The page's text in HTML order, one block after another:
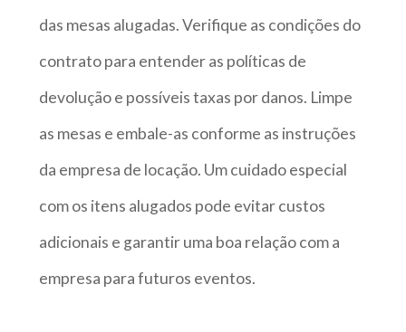
das mesas alugadas. Verifique as condições do
contrato para entender as políticas de
devolução e possíveis taxas por danos. Limpe
as mesas e embale-as conforme as instruções
da empresa de locação. Um cuidado especial
com os itens alugados pode evitar custos
adicionais e garantir uma boa relação com a
empresa para futuros eventos.